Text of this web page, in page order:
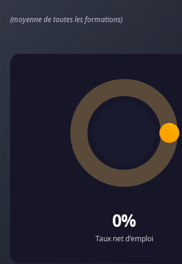
(moyenne de toutes les formations)
0%
Taux net d'emploi